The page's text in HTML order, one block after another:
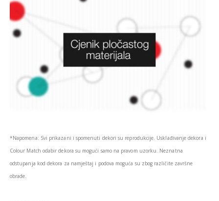
*Napomena: Svi prikazani i spomenuti dekori su reprodukcije. Usklađivanje dekora i
Colour Match odabir dekora su mogući samo na pravom uzorku. Neznatna
odstupanja kod dekora za namještaj i podova moguća su zbog različite završne
obrade.